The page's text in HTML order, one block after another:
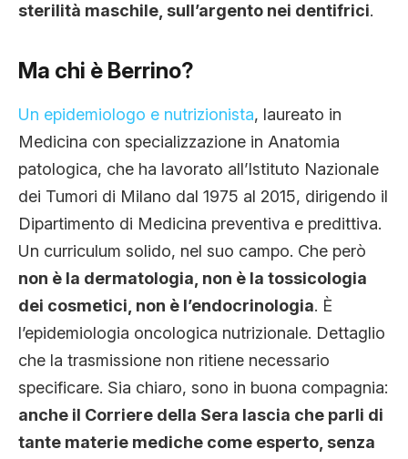
sterilità maschile, sull’argento nei dentifrici.
Ma chi è Berrino?
Un epidemiologo e nutrizionista, laureato in
Medicina con specializzazione in Anatomia
patologica, che ha lavorato all’Istituto Nazionale
dei Tumori di Milano dal 1975 al 2015, dirigendo il
Dipartimento di Medicina preventiva e predittiva.
Un curriculum solido, nel suo campo. Che però
non è la dermatologia, non è la tossicologia
dei cosmetici, non è l’endocrinologia. È
l’epidemiologia oncologica nutrizionale. Dettaglio
che la trasmissione non ritiene necessario
specificare. Sia chiaro, sono in buona compagnia:
anche il Corriere della Sera lascia che parli di
tante materie mediche come esperto, senza